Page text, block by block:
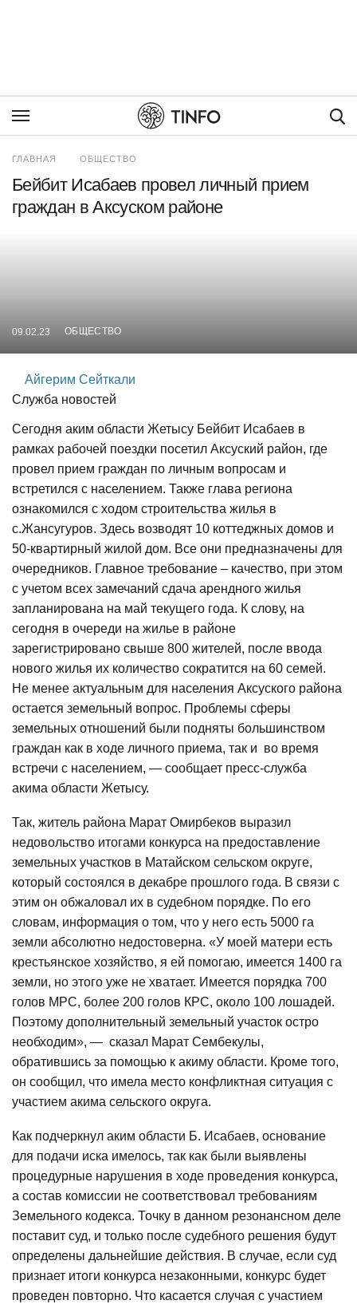
ГЛАВНАЯ ОБЩЕСТВО
Бейбит Исабаев провел личный прием
граждан в Аксуском районе
09.02.23 ОБЩЕСТВО
Айгерим Сейткали
Служба новостей
Сегодня аким области Жетысу Бейбит Исабаев в
рамках рабочей поездки посетил Аксуский район, где
провел прием граждан по личным вопросам и
встретился с населением. Также глава региона
ознакомился с ходом строительства жилья в
с.Жансугуров. Здесь возводят 10 коттеджных домов и
50-квартирный жилой дом. Все они предназначены для
очередников. Главное требование – качество, при этом
с учетом всех замечаний сдача арендного жилья
запланирована на май текущего года. К слову, на
сегодня в очереди на жилье в районе
зарегистрировано свыше 800 жителей, после ввода
нового жилья их количество сократится на 60 семей.
Не менее актуальным для населения Аксуского района
остается земельный вопрос. Проблемы сферы
земельных отношений были подняты большинством
граждан как в ходе личного приема, так и во время
встречи с населением, — сообщает пресс-служба
акима области Жетысу.
Так, житель района Марат Омирбеков выразил
недовольство итогами конкурса на предоставление
земельных участков в Матайском сельском округе,
который состоялся в декабре прошлого года. В связи с
этим он обжаловал их в судебном порядке. По его
словам, информация о том, что у него есть 5000 га
земли абсолютно недостоверна. «У моей матери есть
крестьянское хозяйство, я ей помогаю, имеется 1400 га
земли, но этого уже не хватает. Имеется порядка 700
голов МРС, более 200 голов КРС, около 100 лошадей.
Поэтому дополнительный земельный участок остро
необходим», — сказал Марат Сембекулы,
обратившись за помощью к акиму области. Кроме того,
он сообщил, что имела место конфликтная ситуация с
участием акима сельского округа.
Как подчеркнул аким области Б. Исабаев, основание
для подачи иска имелось, так как были выявлены
процедурные нарушения в ходе проведения конкурса,
а состав комиссии не соответствовал требованиям
Земельного кодекса. Точку в данном резонансном деле
поставит суд, и только после судебного решения будут
определены дальнейшие действия. В случае, если суд
признает итоги конкурса незаконными, конкурс будет
проведен повторно. Что касается случая с участием